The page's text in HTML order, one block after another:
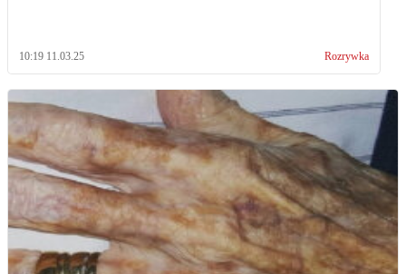
10:19 11.03.25 Rozrywka